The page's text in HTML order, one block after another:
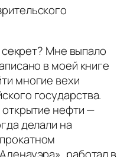
Мне выпало
в моей книге
многие вехи
государства.
нефти —
делали на
работал в